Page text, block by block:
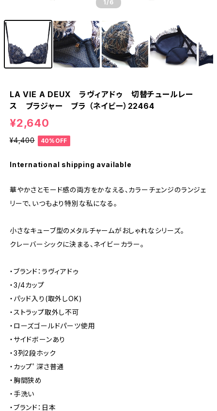
1 /6
LA VIE A DEUX ラヴィアドゥ 切替チュールレー
ス ブラジャー ブラ （ネイビー）22464
¥2,640
¥4,400 40%OFF
International shipping available
華やかさとモード感の両方をかなえる、カラーチェンジのランジェ
リーで、いつもより特別な私になる。
小さなキューブ型のメタルチャームがおしゃれなシリーズ。
クレーバーシックに決まる、ネイビーカラー。
・ブランド：ラヴィアドゥ
・3/4カップ
・パッド入り(取外しOK)
・ストラップ取外し不可
・ローズゴールドパーツ使用
・サイドボーンあり
・3列2段ホック
・カップﾟ深さ普通
・胸間狭め
・手洗い
・ブランド：日本